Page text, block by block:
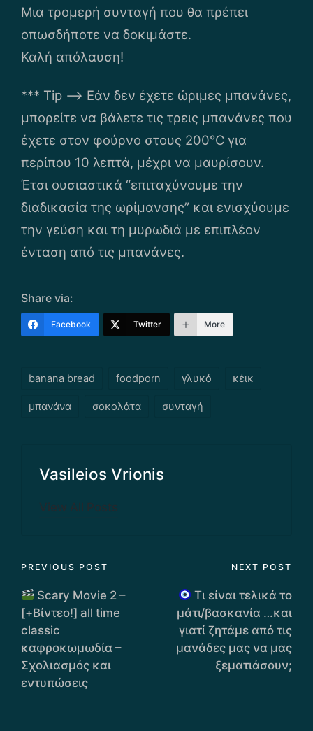
Μια τρομερή συνταγή που θα πρέπει
οπωσδήποτε να δοκιμάστε.
Καλή απόλαυση!
*** Tip –> Εάν δεν έχετε ώριμες μπανάνες,
μπορείτε να βάλετε τις τρεις μπανάνες που
έχετε στον φούρνο στους 200°C για
περίπου 10 λεπτά, μέχρι να μαυρίσουν.
Έτσι ουσιαστικά “επιταχύνουμε την
διαδικασία της ωρίμανσης” και ενισχύουμε
την γεύση και τη μυρωδιά με επιπλέον
ένταση από τις μπανάνες.
Share via:
Facebook Twitter More
Tags:
banana bread foodporn γλυκό κέικ
μπανάνα σοκολάτα συνταγή
Vasileios Vrionis
View All Posts
Post
navigation
PREVIOUS POST
Scary Movie 2 –
[+Βίντεο!] all time
classic
καφροκωμωδία –
Σχολιασμός και
εντυπώσεις
NEXT POST
Τι είναι τελικά το
μάτι/βασκανία …και
γιατί ζητάμε από τις
μανάδες μας να μας
ξεματιάσουν;